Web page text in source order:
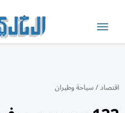
اقتصاد/سياحة وطيران